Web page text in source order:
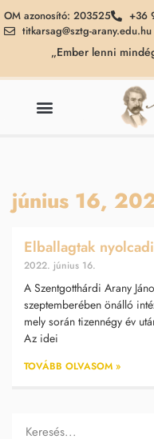
OM azonosító: 203525 +36
titkarsag@sztg-arany.edu.hu
„Ember lenni
június 16,
Elballagtak
2022. június 16.
A Szentgotthárdi Arany
szeptemberében önálló
mely során tizennégy év
Az idei
TOVÁBB OLVASOM »